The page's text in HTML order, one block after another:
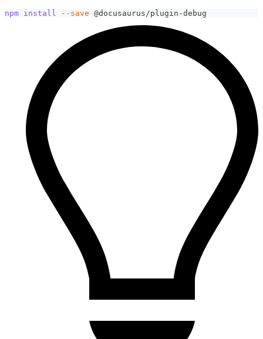
npm install --save @docusaurus/plugin-debug